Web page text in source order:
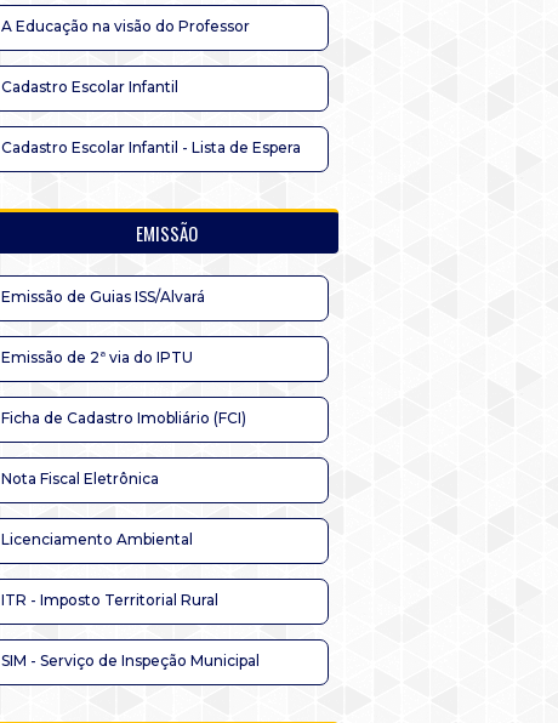
A Educação na visão do Professor
Cadastro Escolar Infantil
Cadastro Escolar Infantil - Lista de Espera
EMISSÃO
Emissão de Guias ISS/Alvará
Emissão de 2ª via do IPTU
Ficha de Cadastro Imobliário (FCI)
Nota Fiscal Eletrônica
Licenciamento Ambiental
ITR - Imposto Territorial Rural
SIM - Serviço de Inspeção Municipal